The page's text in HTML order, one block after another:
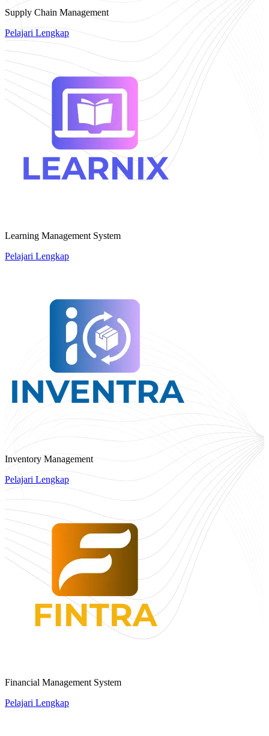
Supply Chain Management
Pelajari Lengkap
Learning Management System
Pelajari Lengkap
Inventory Management
Pelajari Lengkap
Financial Management System
Pelajari Lengkap